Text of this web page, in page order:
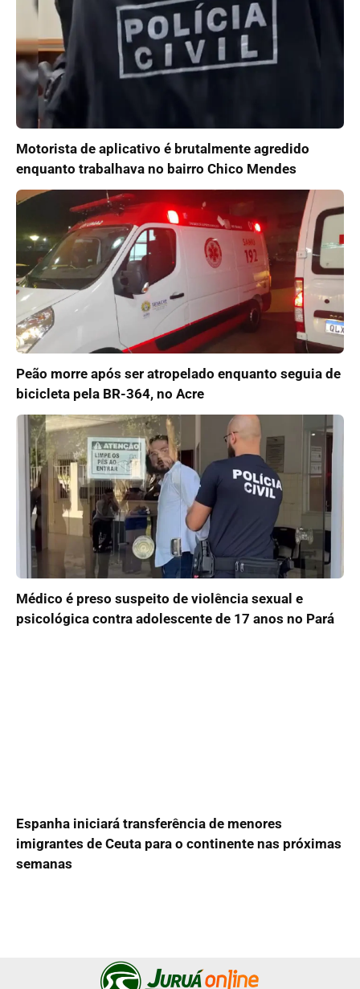
Motorista de aplicativo é brutalmente agredido
enquanto trabalhava no bairro Chico Mendes
Peão morre após ser atropelado enquanto seguia de
bicicleta pela BR-364, no Acre
Médico é preso suspeito de violência sexual e
psicológica contra adolescente de 17 anos no Pará
Espanha iniciará transferência de menores
imigrantes de Ceuta para o continente nas próximas
semanas